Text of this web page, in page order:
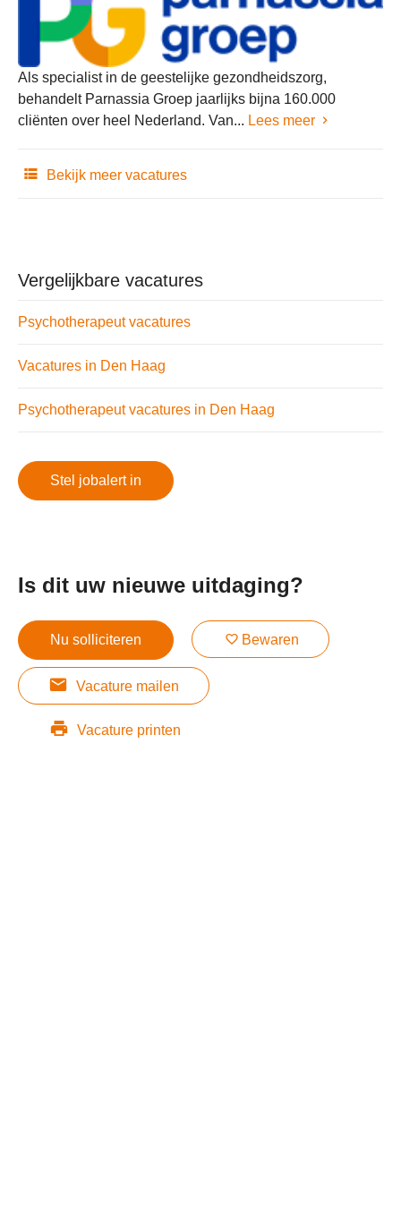
Als specialist in de geestelijke gezondheidszorg,
behandelt Parnassia Groep jaarlijks bijna 160.000
cliënten over heel Nederland. Van... Lees meer
Bekijk meer vacatures
Vergelijkbare vacatures
Psychotherapeut vacatures
Vacatures in Den Haag
Psychotherapeut vacatures in Den Haag
Stel jobalert in
Is dit uw nieuwe uitdaging?
Nu solliciteren Bewaren
Vacature mailen
Vacature printen